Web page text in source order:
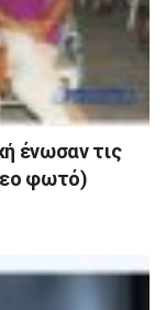
ένωσαν τις
φωτό)